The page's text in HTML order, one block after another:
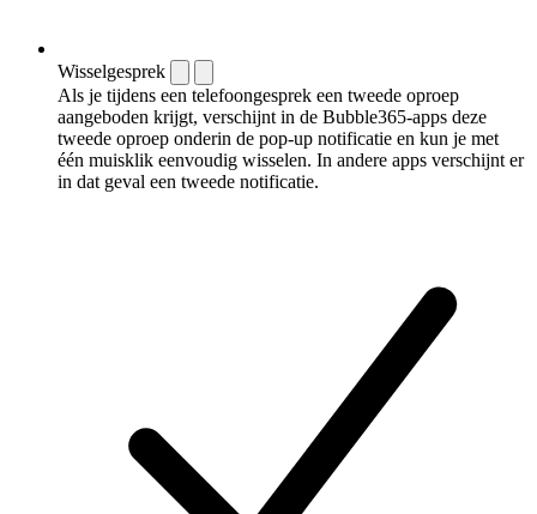
Wisselgesprek
Als je tijdens een telefoongesprek een tweede oproep
aangeboden krijgt, verschijnt in de Bubble365-apps deze
tweede oproep onderin de pop-up notificatie en kun je met
één muisklik eenvoudig wisselen. In andere apps verschijnt er
in dat geval een tweede notificatie.